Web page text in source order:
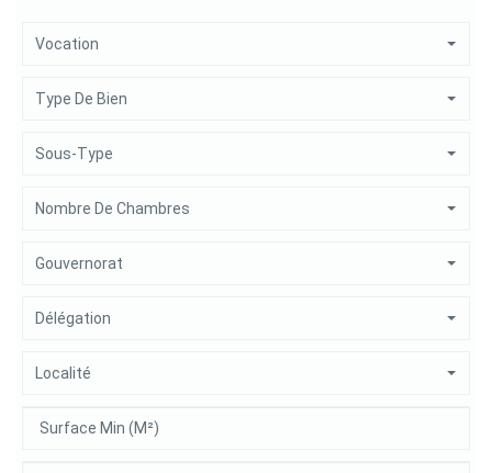
Vocation
Type De Bien
Sous-Type
Nombre De Chambres
Gouvernorat
Délégation
Localité